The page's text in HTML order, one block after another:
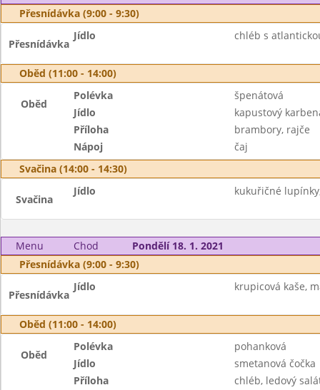
Přesnídávka (9:00 - 9:30)
Přesnídávka
Jídlo chléb s
Oběd (11:00 - 14:00)
Oběd
Polévka
špenátová
Jídlo
kapustový
Příloha
brambory, rajče
Nápoj
čaj
Svačina (14:00 - 14:30)
Svačina
Jídlo kukuřičné
Menu Chod
Pondělí 18. 1. 2021
Přesnídávka (9:00 - 9:30)
Přesnídávka
Jídlo krupicová kaše,
Oběd (11:00 - 14:00)
Oběd
Polévka
pohanková
Jídlo
smetanová čočka
Příloha
chléb, ledový